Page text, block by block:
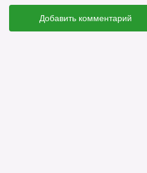
Добавить комментарий